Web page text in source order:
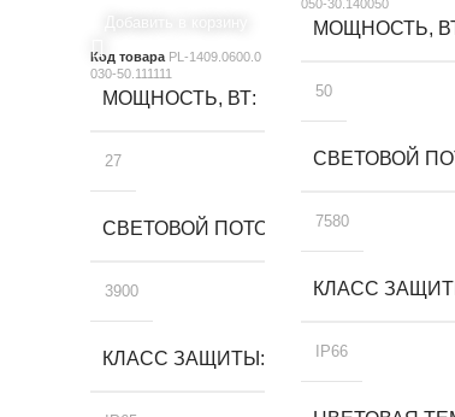
Код товара PL-1409.0600.0
030-50.111111
МОЩНОСТЬ, ВТ
27
СВЕТОВОЙ ПОТОК, ЛМ
3900
КЛАСС ЗАЩИТЫ
050-30.140050
МОЩНОСТЬ,
50
СВЕТОВОЙ
7580
КЛАСС
IP66